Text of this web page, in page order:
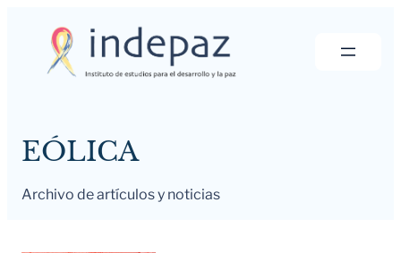
EÓLICA
Archivo de artículos y noticias